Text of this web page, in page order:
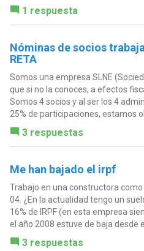
1 respuesta
Nóminas de socios
RETA
Somos una empresa SLNE
que si no la conoces, a efectos
Somos 4 socios y al ser los 4
25% de participaciones, estamos
3 respuestas
Me han bajado el irpf
Trabajo en una constructora
04. ¿En la actualidad tengo un
16% de IRPF (en esta empresa
el año 2008 estuve de baja desde
3 respuestas